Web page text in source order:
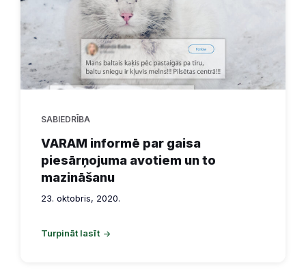
SABIEDRĪBA
VARAM informē par gaisa
piesārņojuma avotiem un to
mazināšanu
23. oktobris, 2020.
Turpināt lasīt